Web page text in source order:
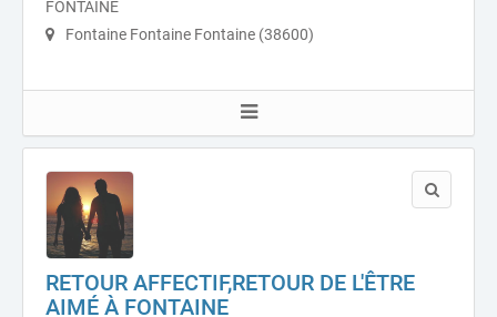
FONTAINE
Fontaine Fontaine Fontaine (38600)
RETOUR AFFECTIF,RETOUR DE L'ÊTRE
AIMÉ À FONTAINE